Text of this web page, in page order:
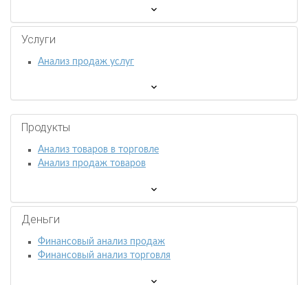
Услуги
Анализ продаж услуг
Продукты
Анализ товаров в торговле
Анализ продаж товаров
Деньги
Финансовый анализ продаж
Финансовый анализ торговля